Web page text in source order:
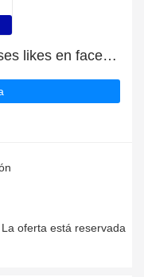
8% de descuento en Eyeglasses likes en facebook
oferta está reservada